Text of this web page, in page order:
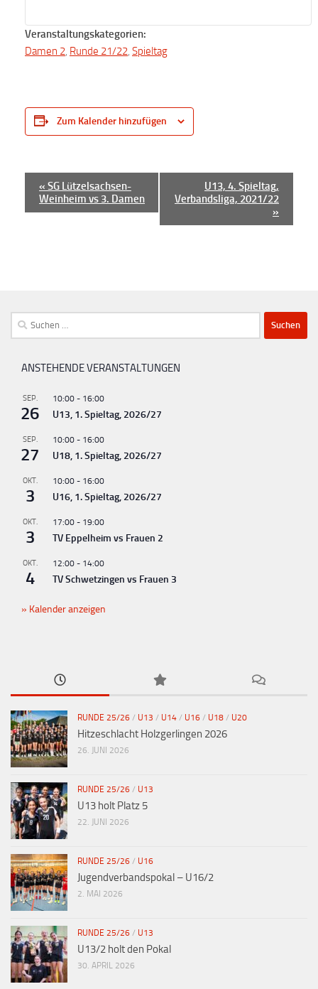
Veranstaltungskategorien:
Damen 2 Runde 21/22 Spieltag
Zum Kalender hinzufügen
a
t
n
-
a
i
a
i
« SG Lützelsachsen-
Weinheim vs 3. Damen
U13, 4. Spieltag,
Verbandsliga, 2021/22
»
Suchen
nach:
ANSTEHENDE VERANSTALTUNGEN
SEP.
26
10:00 - 16:00
U13, 1. Spieltag, 2026/27
SEP.
27
10:00 - 16:00
U18, 1. Spieltag, 2026/27
OKT.
3
10:00 - 16:00
U16, 1. Spieltag, 2026/27
OKT.
3
17:00 - 19:00
TV Eppelheim vs Frauen 2
OKT.
4
12:00 - 14:00
TV Schwetzingen vs Frauen 3
Kalender anzeigen
RUNDE 25/26 / U13 / U14 / U16 / U18 / U20
Hitzeschlacht Holzgerlingen 2026
26. JUNI 2026
RUNDE 25/26 / U13
U13 holt Platz 5
22. JUNI 2026
RUNDE 25/26 / U16
Jugendverbandspokal – U16/2
2. MAI 2026
RUNDE 25/26 / U13
U13/2 holt den Pokal
30. APRIL 2026